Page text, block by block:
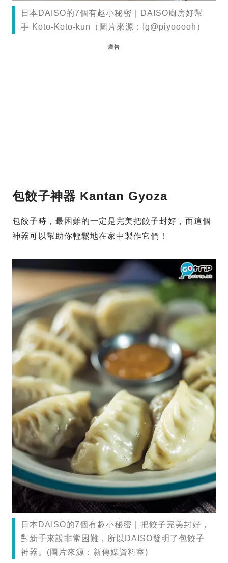
日本DAISO的7個有趣小秘密｜DAISO廚房好幫
手 Koto-Koto-kun（圖片來源：Ig@piyooooh）
廣告
包餃子神器 Kantan Gyoza
包餃子時，最困難的一定是完美把餃子封好，而這個
神器可以幫助你輕鬆地在家中製作它們！
日本DAISO的7個有趣小秘密｜把餃子完美封好，
對新手來說非常困難，所以DAISO發明了包餃子
神器。(圖片來源：新傳媒資料室)